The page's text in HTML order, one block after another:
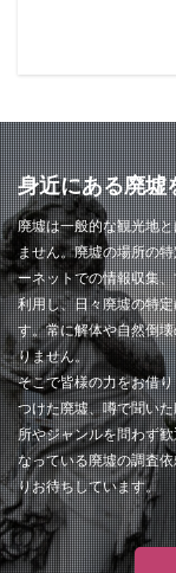
身近にある廃墟
廃墟は一般的な観光地
ません。廃墟の場所の
ーネットでの情報収集
利用し、日々廃墟の特
す。常に解体や自然倒
りません。
そこで皆様の力をお借
つけた廃墟、噂で聞い
所やジャンルを問わず
なっている廃墟の調査
りお待ちしています。